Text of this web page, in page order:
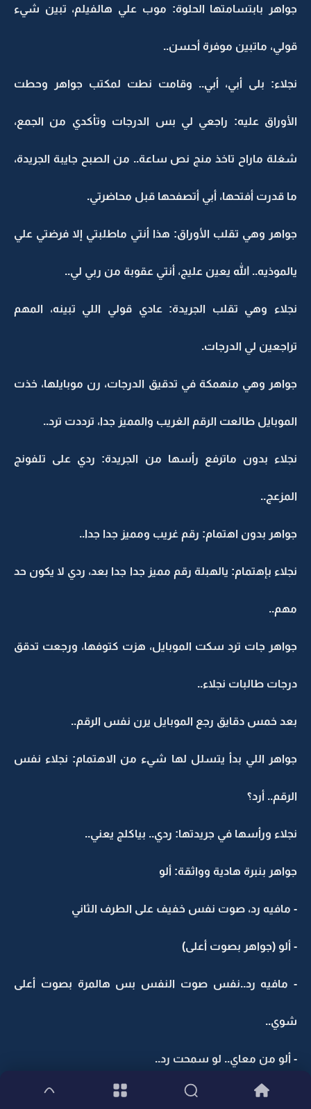
جواهر بابتسامتها الحلوة: موب علي هالفيلم، تبين شيء
قولي، ماتبين موفرة أحسن..
نجلاء: بلى أبي، أبي.. وقامت نطت لمكتب جواهر وحطت
الأوراق عليه: راجعي لي بس الدرجات وتأكدي من الجمع،
شغلة ماراح تاخذ منج نص ساعة.. من الصبح جايبة الجريدة،
ما قدرت أفتحها، أبي أتصفحها قبل محاضرتي.
جواهر وهي تقلب الأوراق: هذا أنتي ماطلبتي إلا فرضتي علي
يالموذيه.. الله يعين عليج، أنتي عقوبة من ربي لي..
نجلاء وهي تقلب الجريدة: عادي قولي اللي تبينه، المهم
تراجعين لي الدرجات.
جواهر وهي منهمكة في تدقيق الدرجات، رن موبايلها، خذت
الموبايل طالعت الرقم الغريب والمميز جدا، ترددت ترد..
نجلاء بدون ماترفع رأسها من الجريدة: ردي على تلفونج
المزعج..
جواهر بدون اهتمام: رقم غريب ومميز جدا جدا..
نجلاء بإهتمام: يالهبلة رقم مميز جدا جدا بعد، ردي لا يكون حد
مهم..
جواهر جات ترد سكت الموبايل، هزت كتوفها، ورجعت تدقق
درجات طالبات نجلاء..
بعد خمس دقايق رجع الموبايل يرن نفس الرقم..
جواهر اللي بدأ يتسلل لها شيء من الاهتمام: نجلاء نفس
الرقم.. أرد؟
نجلاء ورأسها في جريدتها: ردي.. بياكلج يعني..
جواهر بنبرة هادية وواثقة: ألو
- مافيه رد، صوت نفس خفيف على الطرف الثاني
- ألو (جواهر بصوت أعلى)
- مافيه رد..نفس صوت النفس بس هالمرة بصوت أعلى
شوي..
- ألو من معاي.. لو سمحت رد..
- صوت نفس أعلى